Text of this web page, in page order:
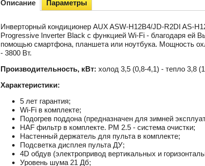
Описание Параметры
Инверторный кондиционер AUX ASW-H12B4/JD-R2DI AS-
Progressive Inverter Black с функцией Wi-Fi - благодаря ей
помощью смартфона, планшета или ноутбука. Мощность
- 3800 Вт.
Производительность, кВт: холод 3,5 (0,8-4,1) - тепло 3,8
Характеристики:
5 лет гарантия;
Wi-Fi в комплекте;
Подогрев поддона (предназначен для зимней
HAF фильтр в комплекте. PM 2.5 - система очистки;
Настенный держатель для пульта в комплекте;
Подсветка дисплея пульта ДУ;
4D обдув (электропривод вертикальных и
Уровень шума 21 Дб;